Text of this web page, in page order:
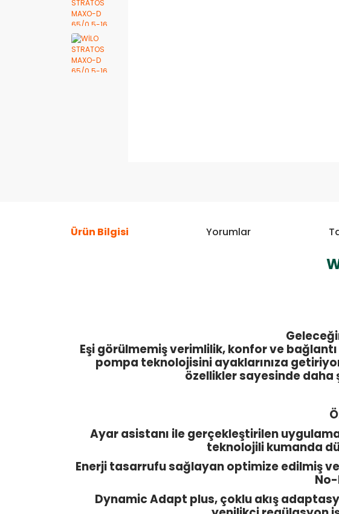
Ürün Bilgisi Yorumlar
Eşi görülmemiş verimlilik, konfor ve
pompa teknolojisini ayaklarınıza
özellikler sayesinde daha
Ayar asistanı ile gerçekleştirilen
teknolojili kumanda
Enerji tasarrufu sağlayan optimize edilmiş
Dynamic Adapt plus, çoklu akış